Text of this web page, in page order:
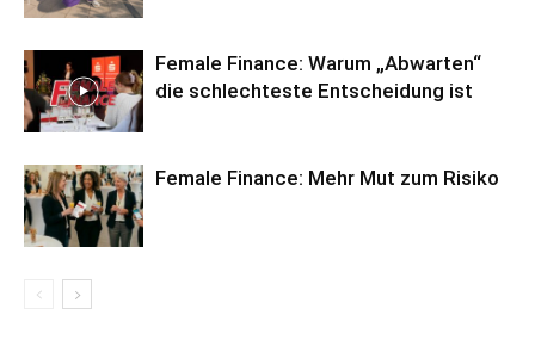
Female Finance: Warum „Abwarten“
die schlechteste Entscheidung ist
Female Finance: Mehr Mut zum Risiko